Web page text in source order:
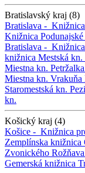
Bratislavský kraj (8)
Bratislava -
Knižnica
Bratislava -
knižnica Mestská kn.
Miestna kn. Petržalka
Miestna kn. Vrakuňa
Staromestská kn.
kn.
Košický kraj (4)
Košice - Knižnica
Zemplínska
Zvonického
Gemerská knižnica